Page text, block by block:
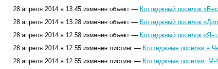
28 апреля 2014 в 13:45 изменен объект — Коттеджный поселок
28 апреля 2014 в 13:28 изменен объект — Коттеджный поселок
28 апреля 2014 в 12:58 изменен объект — Коттеджный поселок
28 апреля 2014 в 12:55 изменен листинг — Коттеджные поселки в
28 апреля 2014 в 12:55 изменен листинг — Коттеджные поселки.